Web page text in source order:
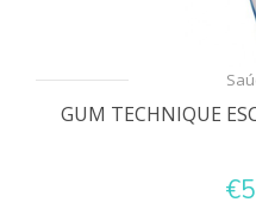
GUM TECHNIQUE